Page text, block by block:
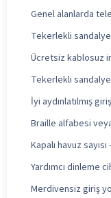
Genel alanlarda
Tekerlekli sandalye
Ücretsiz kablosuz
Tekerlekli
İyi aydınlatılmış
Braille alfabesi
Kapalı havuz sayısı
Yardımcı dinleme
Merdivensiz giriş